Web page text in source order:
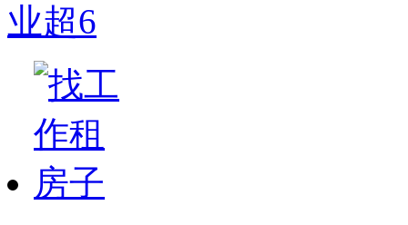
业超6